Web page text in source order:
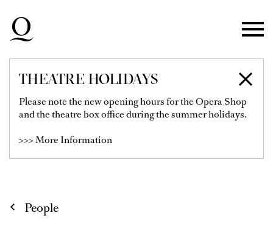
Skip to main navigation
Skip to footer
THEATRE HOLIDAYS
Please note the new opening hours for the Opera Shop
and the theatre box office during the summer holidays.
>>> More Information
YAROSLAVIA
KALESIDIS
People